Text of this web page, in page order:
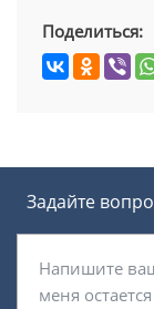
Поделиться:
Задайте